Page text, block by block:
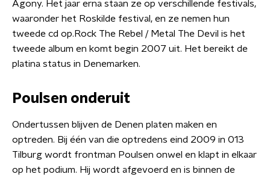
Agony. Het jaar erna staan ze op verschillende festivals,
waaronder het Roskilde festival, en ze nemen hun
tweede cd op.Rock The Rebel / Metal The Devil is het
tweede album en komt begin 2007 uit. Het bereikt de
platina status in Denemarken.
Poulsen onderuit
Ondertussen blijven de Denen platen maken en
optreden. Bij één van die optredens eind 2009 in 013
Tilburg wordt frontman Poulsen onwel en klapt in elkaar
op het podium. Hij wordt afgevoerd en is binnen de